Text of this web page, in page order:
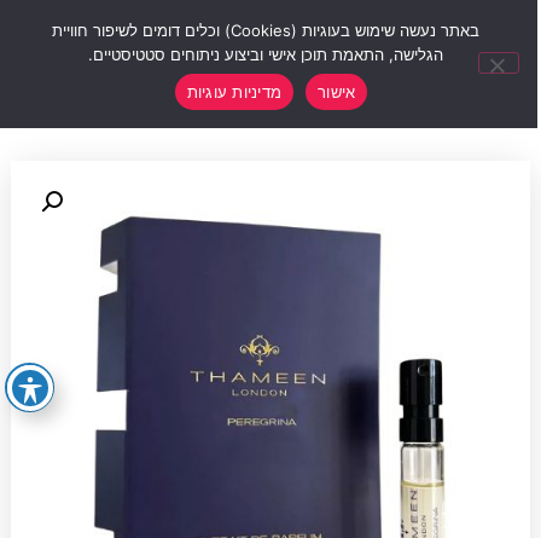
באתר נעשה שימוש בעוגיות (Cookies) וכלים דומים לשיפור חוויית
הגלישה, התאמת תוכן אישי וביצוע ניתוחים סטטיסטיים.
אישור
מדיניות עוגיות